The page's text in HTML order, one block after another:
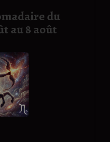
du
au 8 août